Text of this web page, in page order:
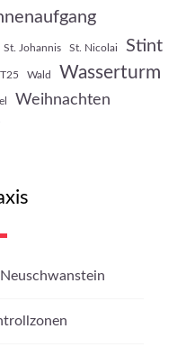
St. Johannis St. Nicolai Stint
Wald Wasserturm
Weihnachten